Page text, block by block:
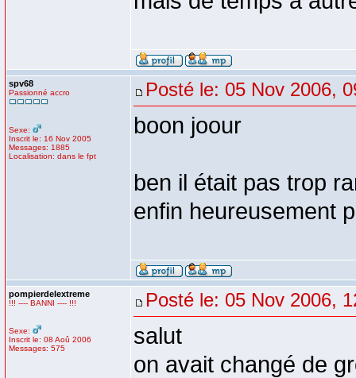
spv68
Passionné accro
Sexe:
Inscrit le: 16 Nov 2005
Messages: 1885
Localisation: dans le fpt
Posté le: 05 Nov 2006,
boon joour
ben il était pas trop
enfin heureusement
pompierdelextreme
!!! ---- BANNI ---- !!!
Sexe:
Inscrit le: 08 Aoû 2006
Messages: 575
Posté le: 05 Nov 2006,
salut
on avait changé de